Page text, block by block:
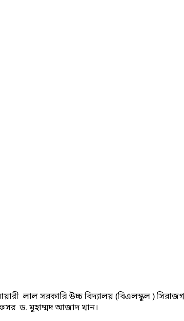
লাল সরকারি উচ্চ বিদ্যালয় (বিএলস্কুল )
ড. মুহাম্মদ আজাদ খান।